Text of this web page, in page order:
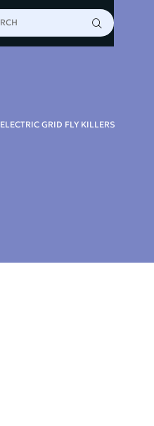
ELECTRIC GRID FLY KILLERS